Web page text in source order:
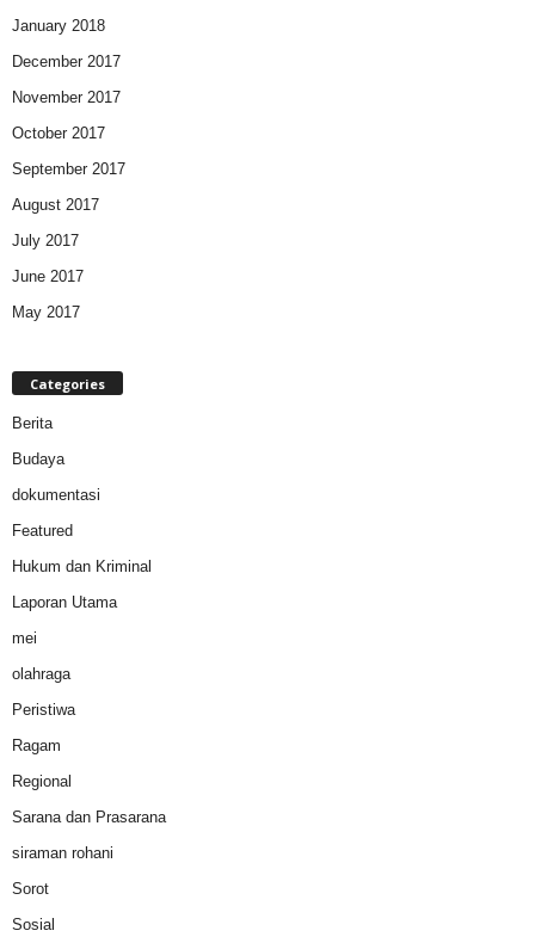
January 2018
December 2017
November 2017
October 2017
September 2017
August 2017
July 2017
June 2017
May 2017
Categories
Berita
Budaya
dokumentasi
Featured
Hukum dan Kriminal
Laporan Utama
mei
olahraga
Peristiwa
Ragam
Regional
Sarana dan Prasarana
siraman rohani
Sorot
Sosial